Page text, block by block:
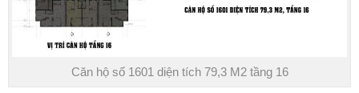
Căn hộ số 1601 diện tích 79,3 M2 tầng 16